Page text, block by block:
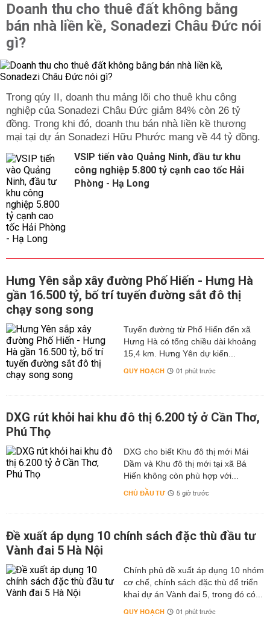
Doanh thu cho thuê đất không bằng
bán nhà liền kề, Sonadezi Châu Đức nói
gì?
Trong qúy II, doanh thu mảng lõi cho thuê khu công
nghiệp của Sonadezi Châu Đức giảm 84% còn 26 tỷ
đồng. Trong khi đó, doanh thu bán nhà liền kề thương
mại tại dự án Sonadezi Hữu Phước mang về 44 tỷ đồng.
VSIP tiến vào Quảng Ninh, đầu tư khu
công nghiệp 5.800 tỷ cạnh cao tốc Hải
Phòng - Hạ Long
Hưng Yên sắp xây đường Phố Hiến - Hưng Hà
gần 16.500 tỷ, bố trí tuyến đường sắt đô thị
chạy song song
Tuyến đường từ Phố Hiến đến xã
Hưng Hà có tổng chiều dài khoảng
15,4 km. Hưng Yên dự kiến...
QUY HOẠCH 01 phút trước
DXG rút khỏi hai khu đô thị 6.200 tỷ ở Cần Thơ,
Phú Thọ
DXG cho biết Khu đô thị mới Mái
Dầm và Khu đô thị mới tại xã Bá
Hiến không còn phù hợp với...
CHỦ ĐẦU TƯ 5 giờ trước
Đề xuất áp dụng 10 chính sách đặc thù đầu tư
Vành đai 5 Hà Nội
Chính phủ đề xuất áp dụng 10 nhóm
cơ chế, chính sách đặc thù để triển
khai dự án Vành đai 5, trong đó có...
QUY HOẠCH 01 phút trước